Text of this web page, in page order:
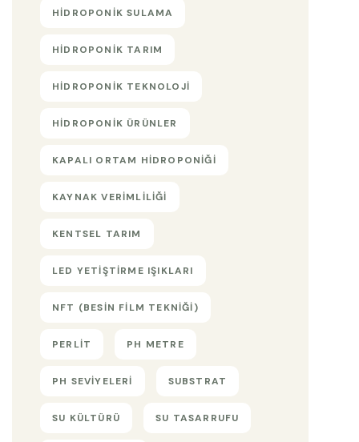
HIDROPONIK SULAMA
HIDROPONIK TARIM
HIDROPONIK TEKNOLOJI
HIDROPONIK ÜRÜNLER
KAPALI ORTAM HIDROPONIĞI
KAYNAK VERIMLILIĞI
KENTSEL TARIM
LED YETIŞTIRME IŞIKLARI
NFT (BESIN FILM TEKNIĞI)
PERLIT PH METRE
PH SEVIYELERI SUBSTRAT
SU KÜLTÜRÜ SU TASARRUFU